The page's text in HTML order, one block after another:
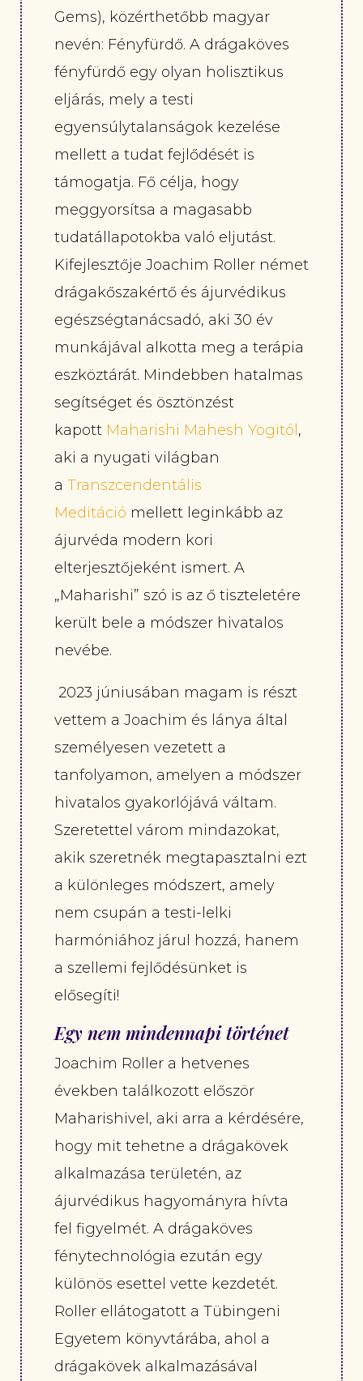
Gems), közérthetőbb magyar
nevén: Fényfürdő. A drágaköves
fényfürdő egy olyan holisztikus
eljárás, mely a testi
egyensúlytalanságok kezelése
mellett a tudat fejlődését is
támogatja. Fő célja, hogy
meggyorsítsa a magasabb
tudatállapotokba való eljutást.
Kifejlesztője Joachim Roller német
drágakőszakértő és ájurvédikus
egészségtanácsadó, aki 30 év
munkájával alkotta meg a terápia
eszköztárát. Mindebben hatalmas
segítséget és ösztönzést
kapott Maharishi Mahesh Yogitól,
aki a nyugati világban
a Transzcendentális
Meditáció mellett leginkább az
ájurvéda modern kori
elterjesztőjeként ismert. A
„Maharishi” szó is az ő tiszteletére
került bele a módszer hivatalos
nevébe.
2023 júniusában magam is részt
vettem a Joachim és lánya által
személyesen vezetett a
tanfolyamon, amelyen a módszer
hivatalos gyakorlójává váltam.
Szeretettel várom mindazokat,
akik szeretnék megtapasztalni ezt
a különleges módszert, amely
nem csupán a testi-lelki
harmóniához járul hozzá, hanem
a szellemi fejlődésünket is
elősegíti!
Egy nem mindennapi történet
Joachim Roller a hetvenes
években találkozott először
Maharishivel, aki arra a kérdésére,
hogy mit tehetne a drágakövek
alkalmazása területén, az
ájurvédikus hagyományra hívta
fel figyelmét. A drágaköves
fénytechnológia ezután egy
különös esettel vette kezdetét.
Roller ellátogatott a Tübingeni
Egyetem könyvtárába, ahol a
drágakövek alkalmazásával